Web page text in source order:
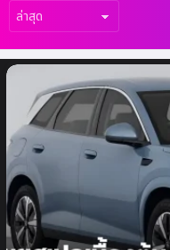
เรื่อง
ล่าสุด